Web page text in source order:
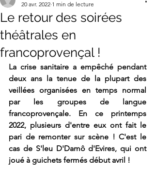
Le retour des soirées
théâtrales en
francoprovençal !
20 avr. 2022 1 min de lecture
La crise sanitaire a empêché pendant
deux ans la tenue de la plupart des
veillées organisées en temps normal
par les groupes de langue
francoprovençale. En ce printemps
2022, plusieurs d'entre eux ont fait le
pari de remonter sur scène ! C'est le
cas de S'leu D'Damô d'Evires, qui ont
joué à guichets fermés début avril !